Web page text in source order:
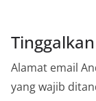
Alamat email
yang wajib